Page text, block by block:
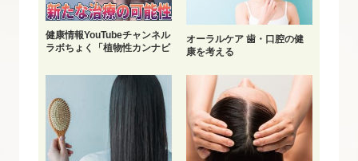
健康情報YouTubeチャンネル
ラボちょく「植物性カンナビ
中
オーラルケア 歯・口腔の健
康を考える